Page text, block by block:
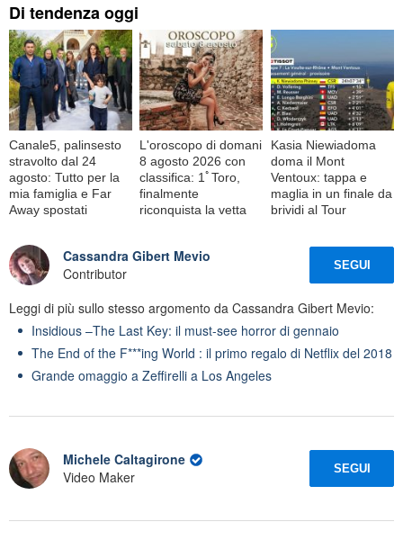
Di tendenza oggi
Canale5, palinsesto
stravolto dal 24
agosto: Tutto per la
mia famiglia e Far
Away spostati
L'oroscopo di domani
8 agosto 2026 con
classifica: 1ﾟToro,
finalmente
riconquista la vetta
Kasia Niewiadoma
doma il Mont
Ventoux: tappa e
maglia in un finale da
brividi al Tour
Cassandra Gibert Mevio
Contributor
SEGUI
Leggi di più sullo stesso argomento da Cassandra Gibert Mevio:
Insidious –The Last Key: il must-see horror di gennaio
The End of the F***ing World : il primo regalo di Netflix del 2018
Grande omaggio a Zeffirelli a Los Angeles
Michele Caltagirone
Video Maker
SEGUI